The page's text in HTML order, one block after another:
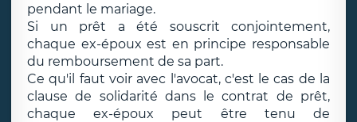
pendant le mariage.
Si un prêt a été souscrit conjointement,
chaque ex-époux est en principe responsable
du remboursement de sa part.
Ce qu'il faut voir avec l'avocat, c'est le cas de la
clause de solidarité dans le contrat de prêt,
chaque ex-époux peut être tenu de